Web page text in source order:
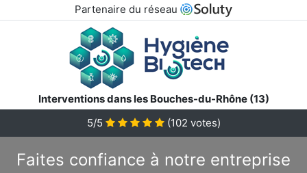
Partenaire du réseau
Interventions dans les Bouches-du-Rhône (13)
5/5
(102 votes)
Faites confiance à notre entreprise